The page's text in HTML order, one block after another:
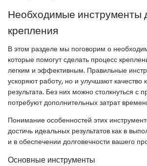
Необходимые инструменты
крепления
В этом разделе мы поговорим о
которые помогут сделать процесс
легким и эффективным. Правильные
ускоряют работу, но и улучшают качество
результата. Без них можно столкнуться с
потребуют дополнительных затрат
Понимание особенностей этих
достичь идеальных результатов как в
и в обеспечении долговечности вашего
Основные инструменты